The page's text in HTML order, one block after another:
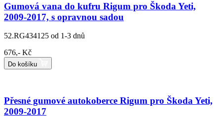
Gumová vana do kufru Rigum pro Škoda Yeti,
2009-2017, s opravnou sadou
52.RG434125 od 1-3 dnů
676,- Kč
Do košíku
Přesné gumové autokoberce Rigum pro Škoda Yeti,
2009-2017